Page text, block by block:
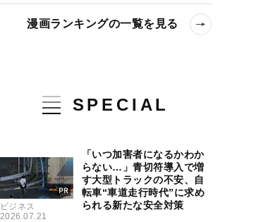
漫画ランキングの一覧を見る
SPECIAL
ビジネス
2026.07.21
「いつ加害者になるかわか
らない…」青切符導入で増
す大型トラックの不安、自
転車“車道走行時代”に求め
られる新たな安全対策